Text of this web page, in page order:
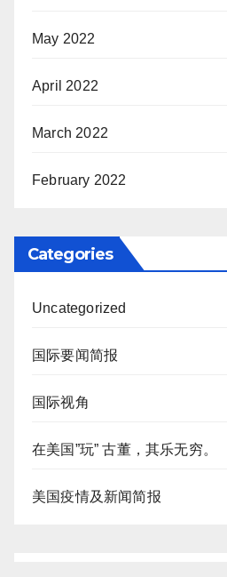
May 2022
April 2022
March 2022
February 2022
Categories
Uncategorized
国际要闻简报
国际视角
在美国”玩” 古董，其乐无穷。
美国疫情及新闻简报